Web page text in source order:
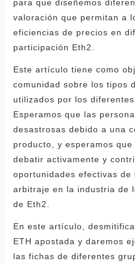
para que diseñemos
valoración que permitan a
eficiencias de precios en
participación Eth2.
Este artículo tiene como
comunidad sobre los tipos
utilizados por los
Esperamos que las
desastrosas debido a una
producto, y esperamos
debatir activamente y
oportunidades efectivas
arbitraje en la industria de
de Eth2.
En este artículo,
ETH apostada y daremos
las fichas de diferentes